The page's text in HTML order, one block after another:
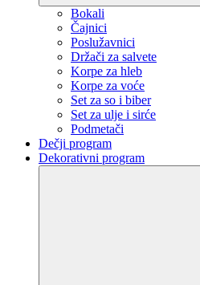
Bokali
Čajnici
Poslužavnici
Držači za salvete
Korpe za hleb
Korpe za voće
Set za so i biber
Set za ulje i sirće
Podmetači
Dečji program
Dekorativni program